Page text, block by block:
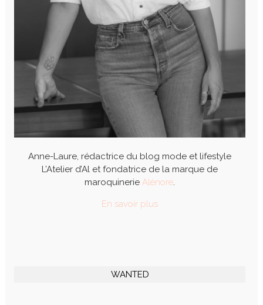
Anne-Laure, rédactrice du blog mode et lifestyle
L’Atelier d’Al et fondatrice de la marque de
maroquinerie Alénore.
En savoir plus
WANTED